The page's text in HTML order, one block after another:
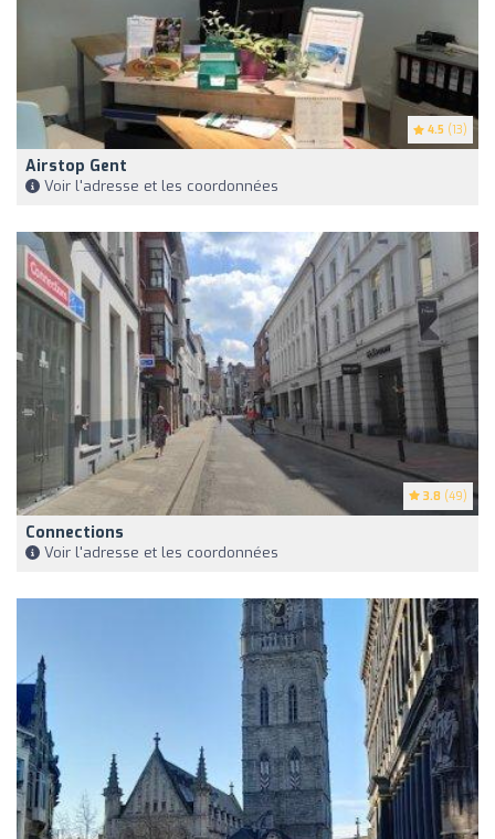
4.5 (13)
Airstop Gent
Voir l'adresse et les coordonnées
3.8 (49)
Connections
Voir l'adresse et les coordonnées